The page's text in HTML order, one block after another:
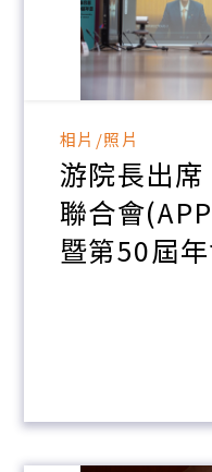
相片/照片
游院長出
聯合會
暨第50屆年